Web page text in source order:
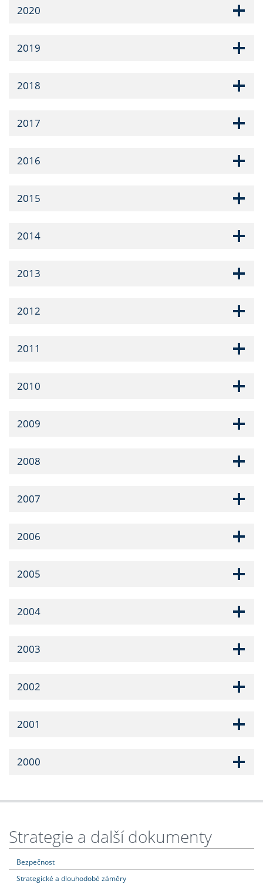
2020
2019
2018
2017
2016
2015
2014
2013
2012
2011
2010
2009
2008
2007
2006
2005
2004
2003
2002
2001
2000
Strategie a další dokumenty
Bezpečnost
Strategické a dlouhodobé záměry